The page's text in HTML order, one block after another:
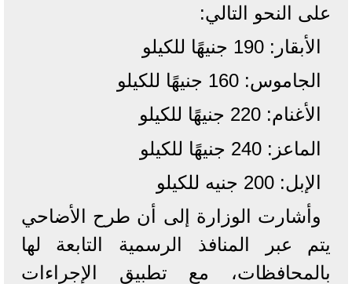
على النحو التالي:
الأبقار: 190 جنيهًا للكيلو
الجاموس: 160 جنيهًا للكيلو
الأغنام: 220 جنيهًا للكيلو
الماعز: 240 جنيهًا للكيلو
الإبل: 200 جنيه للكيلو
وأشارت الوزارة إلى أن طرح الأضاحي
يتم عبر المنافذ الرسمية التابعة لها
بالمحافظات، مع تطبيق الإجراءات